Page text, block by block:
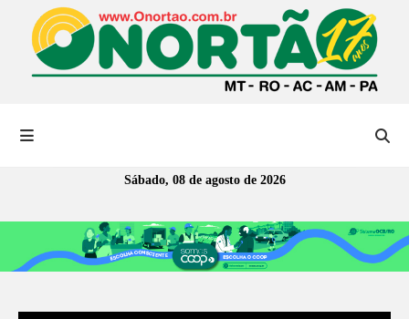
Sábado, 08 de agosto de 2026